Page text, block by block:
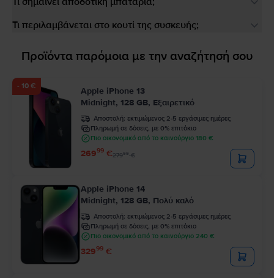
Τι περιλαμβάνεται στο κουτί της συσκευής;
Προϊόντα παρόμοια με την αναζήτησή σου
- 10 €
Apple iPhone 13
Midnight, 128 GB, Εξαιρετικό
Αποστολή: εκτιμώμενος 2-5 εργάσιμες ημέρες
Πληρωμή σε δόσεις, με 0% επιτόκιο
Πιο οικονομικό από το καινούργιο 180 €
26999 €27999€
Apple iPhone 14
Midnight, 128 GB, Πολύ καλό
Αποστολή: εκτιμώμενος 2-5 εργάσιμες ημέρες
Πληρωμή σε δόσεις, με 0% επιτόκιο
Πιο οικονομικό από το καινούργιο 240 €
32999 €